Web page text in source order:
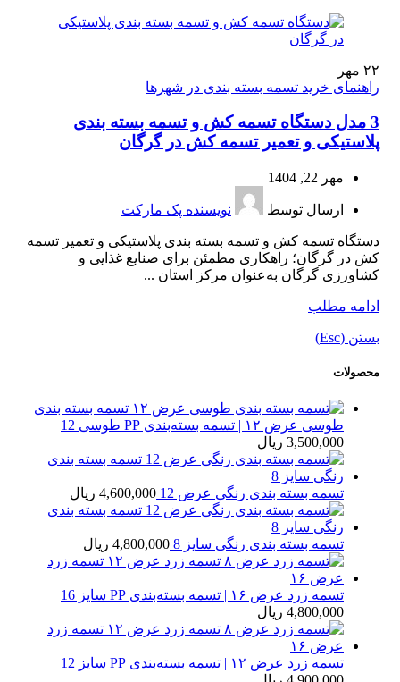
۲۲ مهر
راهنمای خرید تسمه بسته بندی در شهرها
3 مدل دستگاه تسمه کش و تسمه بسته بندی
پلاستیکی و تعمیر تسمه کش در گرگان
مهر 22, 1404
ارسال توسط نویسنده پک مارکت
دستگاه تسمه کش و تسمه بسته بندی پلاستیکی و تعمیر تسمه
کش در گرگان؛ راهکاری مطمئن برای صنایع غذایی و
کشاورزی گرگان به‌عنوان مرکز استان ...
ادامه مطلب
بستن (Esc)
محصولات
تسمه بسته بندی
طوسی عرض ۱۲ | تسمه بسته‌بندی PP طوسی 12
3,500,000 ریال
تسمه بسته بندی رنگی عرض 12 4,600,000 ریال
تسمه بسته بندی رنگی سایز 8 4,800,000 ریال
تسمه زرد عرض ۱۶ | تسمه بسته‌بندی PP سایز 16
4,800,000 ریال
تسمه زرد عرض ۱۲ | تسمه بسته‌بندی PP سایز 12